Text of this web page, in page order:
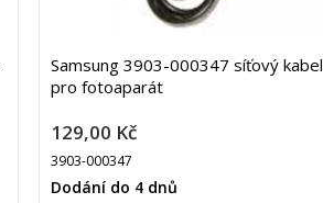
Samsung 3903-000347 síťový kabel
pro fotoaparát
129,00 Kč
3903-000347
Dodání do 4 dnů